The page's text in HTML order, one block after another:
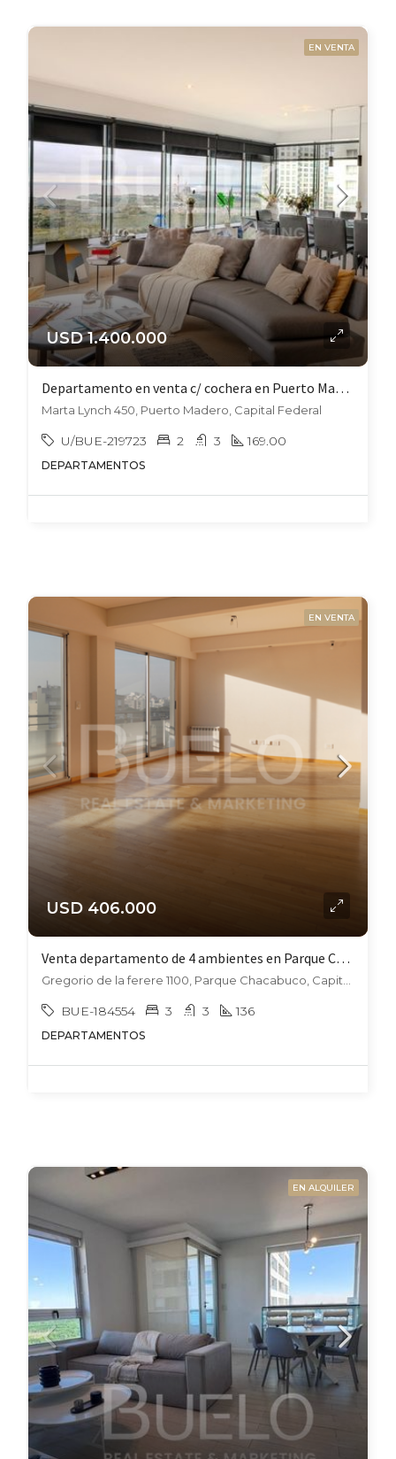
EN VENTA
USD 1.400.000
Departamento en venta c/ cochera en Puerto Madero
Marta Lynch 450, Puerto Madero, Capital Federal
U/BUE-219723 2 3 169.00
DEPARTAMENTOS
EN VENTA
USD 406.000
Venta departamento de 4 ambientes en Parque Chacabuco
BUE-184554 3 3 136
DEPARTAMENTOS
EN ALQUILER